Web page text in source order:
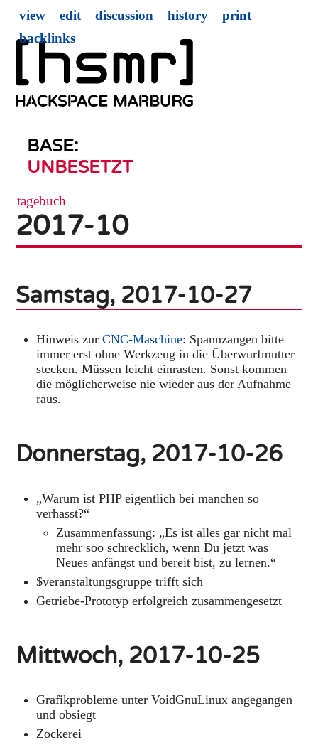
BASE:
UNBESETZT
view edit discussion history
print
backlinks
tagebuch
2017-10
Samstag, 2017-10-27
Hinweis zur CNC-Maschine: Spannzangen bitte
immer erst ohne Werkzeug in die Überwurfmutter
stecken. Müssen leicht einrasten. Sonst kommen
die möglicherweise nie wieder aus der Aufnahme
raus.
Donnerstag, 2017-10-26
„Warum ist PHP eigentlich bei manchen so
verhasst?“
Zusammenfassung: „Es ist alles gar nicht mal
mehr soo schrecklich, wenn Du jetzt was
Neues anfängst und bereit bist, zu lernen.“
$veranstaltungsgruppe trifft sich
Getriebe-Prototyp erfolgreich zusammengesetzt
Mittwoch, 2017-10-25
Grafikprobleme unter VoidGnuLinux angegangen
und obsiegt
Zockerei